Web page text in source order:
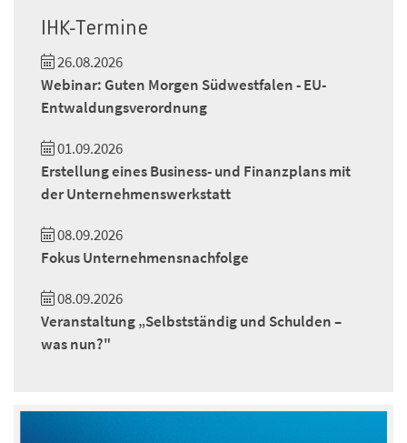
IHK-Termine
26.08.2026
Webinar: Guten Morgen Südwestfalen - EU-
Entwaldungsverordnung
01.09.2026
Erstellung eines Business- und Finanzplans mit
der Unternehmenswerkstatt
08.09.2026
Fokus Unternehmensnachfolge
08.09.2026
Veranstaltung „Selbstständig und Schulden –
was nun?"